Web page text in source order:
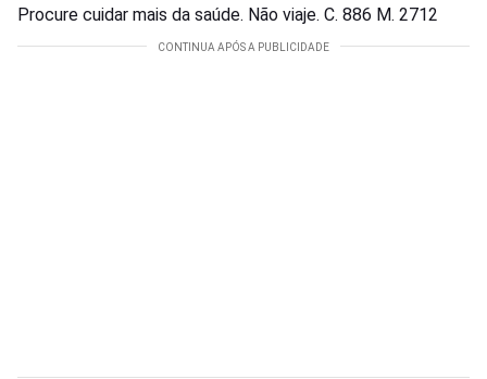
Procure cuidar mais da saúde. Não viaje. C. 886 M. 2712